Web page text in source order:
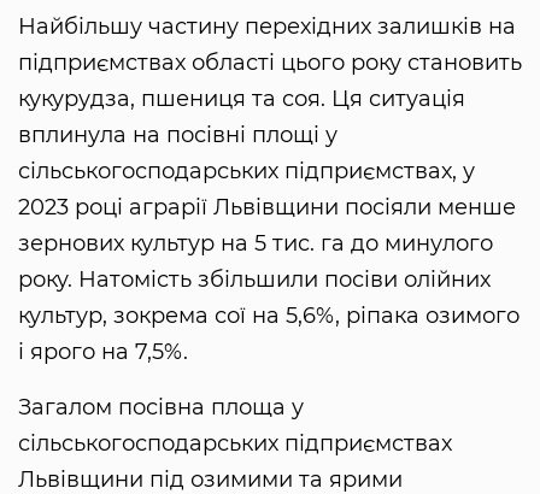
Найбільшу частину перехідних залишків на
підприємствах області цього року становить
кукурудза, пшениця та соя. Ця ситуація
вплинула на посівні площі у
сільськогосподарських підприємствах, у
2023 році аграрії Львівщини посіяли менше
зернових культур на 5 тис. га до минулого
року. Натомість збільшили посіви олійних
культур, зокрема сої на 5,6%, ріпака озимого
і ярого на 7,5%.
Загалом посівна площа у
сільськогосподарських підприємствах
Львівщини під озимими та ярими